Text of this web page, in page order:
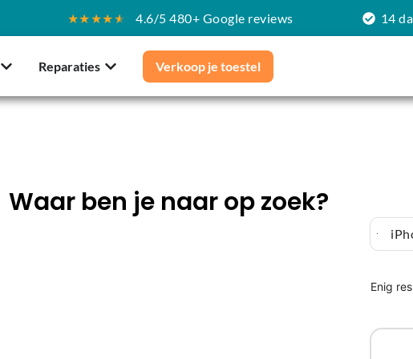
★★★★★ 4.6/5 480+ Google reviews 14
Reparaties Verkoop je toestel
Waar ben je naar op zoek?
Enig